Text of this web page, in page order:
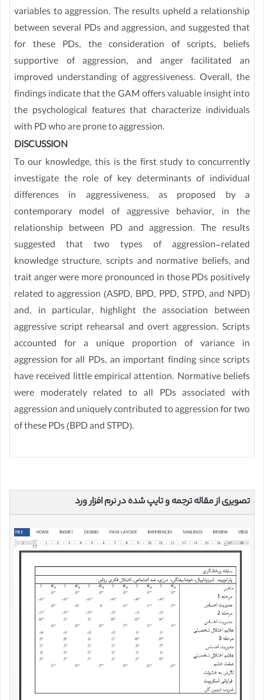
variables to aggression. The results upheld a relationship
between several PDs and aggression, and suggested that
for these PDs, the consideration of scripts, beliefs
supportive of aggression, and anger facilitated an
improved understanding of aggressiveness. Overall, the
findings indicate that the GAM offers valuable insight into
the psychological features that characterize individuals
with PD who are prone to aggression.
DISCUSSION
To our knowledge, this is the first study to concurrently
investigate the role of key determinants of individual
differences in aggressiveness, as proposed by a
contemporary model of aggressive behavior, in the
relationship between PD and aggression. The results
suggested that two types of aggression-related
knowledge structure, scripts and normative beliefs, and
trait anger were more pronounced in those PDs positively
related to aggression (ASPD, BPD, PPD, STPD, and NPD)
and, in particular, highlight the association between
aggressive script rehearsal and overt aggression. Scripts
accounted for a unique proportion of variance in
aggression for all PDs, an important finding since scripts
have received little empirical attention. Normative beliefs
were moderately related to all PDs associated with
aggression and uniquely contributed to aggression for two
of these PDs (BPD and STPD).
تصویری از مقاله ترجمه و تایپ شده در نرم افزار ورد